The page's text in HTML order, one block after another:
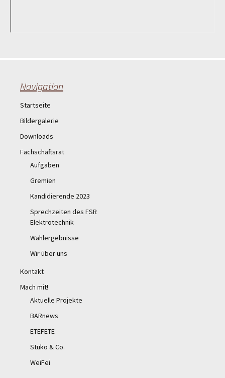
Navigation
Startseite
Bildergalerie
Downloads
Fachschaftsrat
Aufgaben
Gremien
Kandidierende 2023
Sprechzeiten des FSR
Elektrotechnik
Wahlergebnisse
Wir über uns
Kontakt
Mach mit!
Aktuelle Projekte
BARnews
ETEFETE
Stuko & Co.
WeiFei